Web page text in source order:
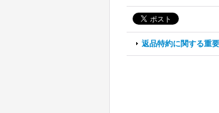
返品特約に関する重